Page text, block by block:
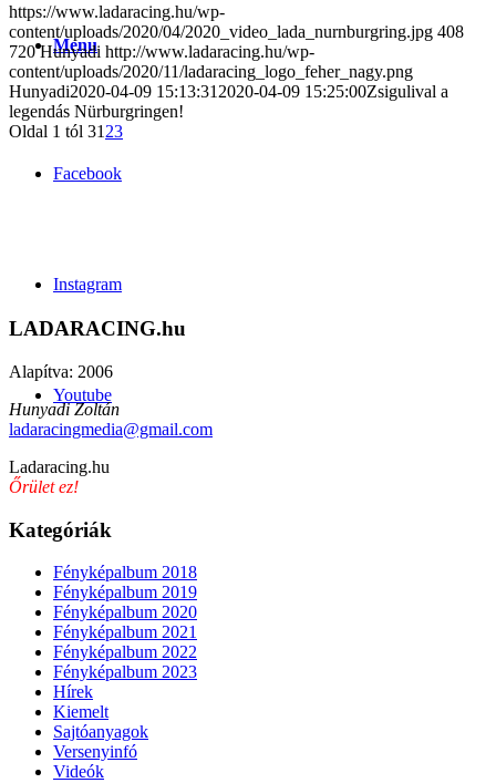
Menu
Facebook
Instagram
Youtube
https://www.ladaracing.hu/wp-
content/uploads/2020/04/2020_video_lada_nurnburgring.jpg 408
720 Hunyadi http://www.ladaracing.hu/wp-
content/uploads/2020/11/ladaracing_logo_feher_nagy.png
Hunyadi2020-04-09 15:13:31 2020-04-09 15:25:00Zsigulival a
legendás Nürburgringen!
Oldal 1 tól 31 23
LADARACING.hu
Alapítva: 2006
Hunyadi Zoltán
ladaracingmedia@gmail.com
Ladaracing.hu
Őrület ez!
Kategóriák
Fényképalbum 2018
Fényképalbum 2019
Fényképalbum 2020
Fényképalbum 2021
Fényképalbum 2022
Fényképalbum 2023
Hírek
Kiemelt
Sajtóanyagok
Versenyinfó
Videók